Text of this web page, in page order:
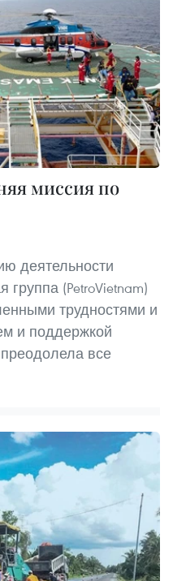
миссия по
деятельности
(PetroVietnam)
трудностями и
и поддержкой
все